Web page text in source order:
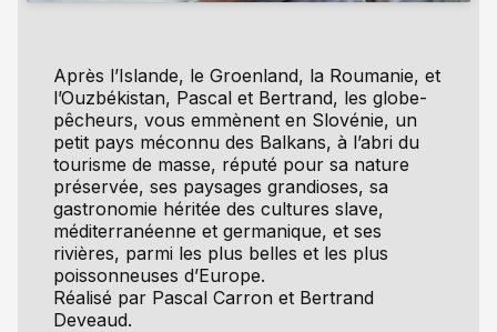
Après l’Islande, le Groenland, la Roumanie, et
l’Ouzbékistan, Pascal et Bertrand, les globe-
pêcheurs, vous emmènent en Slovénie, un
petit pays méconnu des Balkans, à l’abri du
tourisme de masse, réputé pour sa nature
préservée, ses paysages grandioses, sa
gastronomie héritée des cultures slave,
méditerranéenne et germanique, et ses
rivières, parmi les plus belles et les plus
poissonneuses d’Europe.
Réalisé par Pascal Carron et Bertrand
Deveaud.